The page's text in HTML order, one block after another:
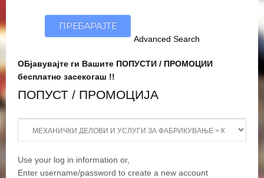
Advanced Search
ОБјавувајте ги Вашите ПОПУСТИ / ПРОМОЦИИ
бесплатно засекогаш !!
ПОПУСТ / ПРОМОЦИЈА
Use your log in information or,
Enter username/password to create a new account